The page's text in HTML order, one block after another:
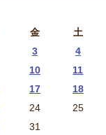
金 土
3
4
10
11
17
18
24
25
31